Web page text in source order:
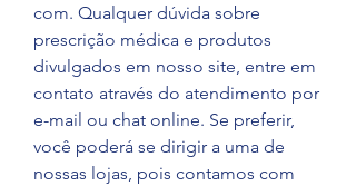
com. Qualquer dúvida sobre
prescrição médica e produtos
divulgados em nosso site, entre em
contato através do atendimento por
e-mail ou chat online. Se preferir,
você poderá se dirigir a uma de
nossas lojas, pois contamos com